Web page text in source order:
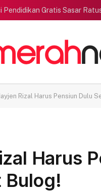
Pendidikan Gratis Sasar
Rizal Harus Pensiun Dulu
Harus
Bulog!